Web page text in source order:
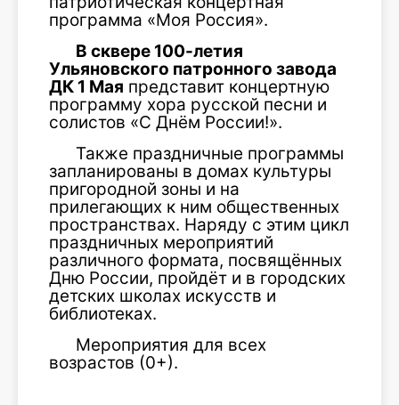
программа «Моя Россия».
В сквере 100-летия
Ульяновского патронного завода
ДК 1 Мая представит концертную
программу хора русской песни и
солистов «С Днём России!».
Также праздничные программы
запланированы в домах культуры
пригородной зоны и на
прилегающих к ним общественных
пространствах. Наряду с этим цикл
праздничных мероприятий
различного формата, посвящённых
Дню России, пройдёт и в городских
детских школах искусств и
библиотеках.
Мероприятия для всех
возрастов (0+).